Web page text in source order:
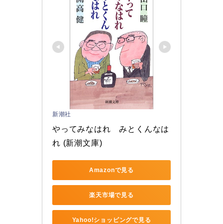
新潮社
やってみなはれ　みとくんなは
れ (新潮文庫)
Amazonで見る
楽天市場で見る
Yahoo!ショッピングで見る